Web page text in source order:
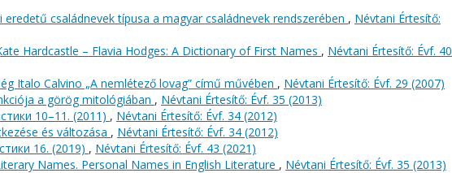
eredetű családnevek típusa a magyar családnevek rendszerében , Névtani Értesítő:
Hardcastle – Flavia Hodges: A Dictionary of First Names , Névtani Értesítő: Évf. 40
Italo Calvino „A nemlétező lovag” című művében , Névtani Értesítő: Évf. 29 (2007)
a görög mitológiában , Névtani Értesítő: Évf. 35 (2013)
10–11. (2011) , Névtani Értesítő: Évf. 34 (2012)
és változása , Névtani Értesítő: Évf. 34 (2012)
16. (2019) , Névtani Értesítő: Évf. 43 (2021)
Names. Personal Names in English Literature , Névtani Értesítő: Évf. 35 (2013)